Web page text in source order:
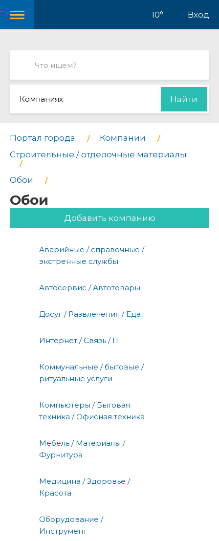
10° Вход
Компаниях Найти
Портал города
Компании
Строительные / отделочные материалы
Обои
Обои
Добавить компанию
Аварийные / справочные /
экстренные службы
Автосервис / Автотовары
Досуг / Развлечения / Еда
Интернет / Связь / IT
Коммунальные / бытовые /
ритуальные услуги
Компьютеры / Бытовая
техника / Офисная техника
Мебель / Материалы /
Фурнитура
Медицина / Здоровье /
Красота
Оборудование /
Инструмент